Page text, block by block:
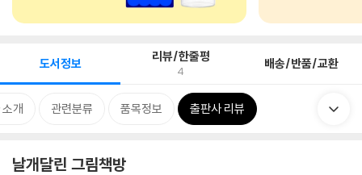
도서정보 리뷰/한줄평
4 배송/반품/교환
개 관련분류 품목정보 출판사 리뷰
날개달린 그림책방